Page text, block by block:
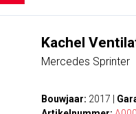
Kachel
Mercedes Sprinter
Bouwjaar: 2017